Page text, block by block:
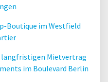
Boutique im Westfield
langfristigen Mietvertrag
im Boulevard Berlin